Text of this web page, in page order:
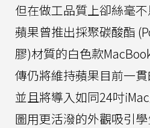
但在做工品質上卻絲毫
蘋果曾推出採聚碳酸酯
膠)材質的白色款
傳仍將維持蘋果目前一
並且將導入如同24吋
圖用更活潑的外觀吸引